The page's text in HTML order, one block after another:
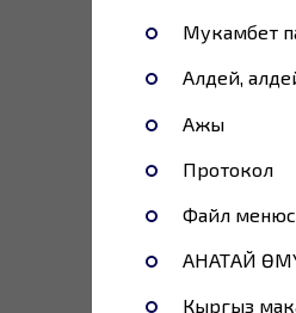
Мукамбет
Алдей,
Ажы
Протокол
Файл менюсун
АНАТАЙ
Кыргыз